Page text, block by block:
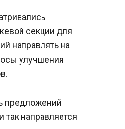
секции для
направлять на
улучшения
предложений
направляется